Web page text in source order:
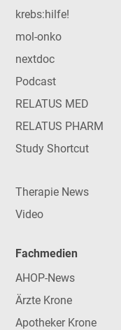
krebs:hilfe!
mol-onko
nextdoc
Podcast
RELATUS MED
RELATUS PHARM
Study Shortcut
Therapie News
Video
Fachmedien
AHOP-News
Ärzte Krone
Apotheker Krone